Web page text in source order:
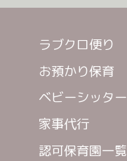
ラブクロ便り
お預かり保育
ベビーシッター
家事代行
認可保育園一覧